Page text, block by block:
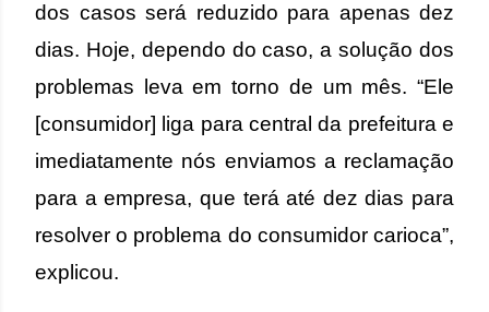
dos casos será reduzido para apenas dez
dias. Hoje, dependo do caso, a solução dos
problemas leva em torno de um mês. “Ele
[consumidor] liga para central da prefeitura e
imediatamente nós enviamos a reclamação
para a empresa, que terá até dez dias para
resolver o problema do consumidor carioca”,
explicou.